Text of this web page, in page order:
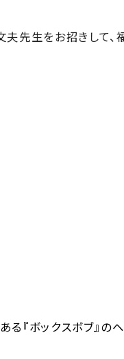
先生をお招きして、
ボックスボブ』の